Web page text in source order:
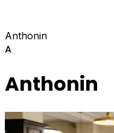
Anthonin
A
Anthonin